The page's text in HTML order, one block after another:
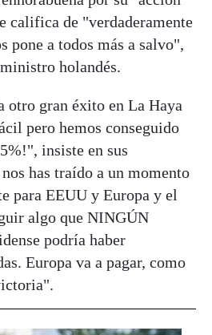
califica de "verdaderamente
pone a todos más a salvo",
holandés.
otro gran éxito en La Haya
pero hemos conseguido
insiste en sus
has traído a un momento
para EEUU y Europa y el
algo que NINGÚN
podría haber
Europa va a pagar, como